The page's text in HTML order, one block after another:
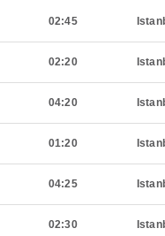
02:45
02:20
04:20
01:20
04:25
02:30